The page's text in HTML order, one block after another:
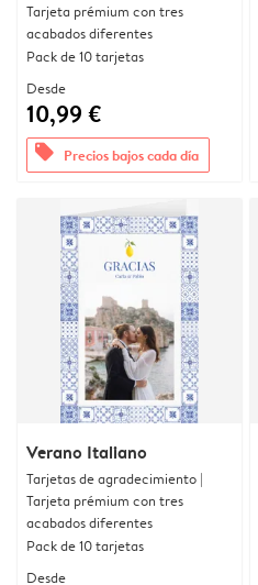
Tarjeta prémium con tres
acabados diferentes
Pack de 10 tarjetas
Desde
10,99 €
offers Precios bajos cada día
Verano Italiano
Tarjetas de agradecimiento |
Tarjeta prémium con tres
acabados diferentes
Pack de 10 tarjetas
Desde